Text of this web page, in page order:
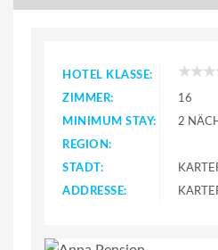
HOTEL KLASSE:
ZIMMER:
16
MINIMUM STAY:
2
REGION:
STADT:
ADDRESSE: